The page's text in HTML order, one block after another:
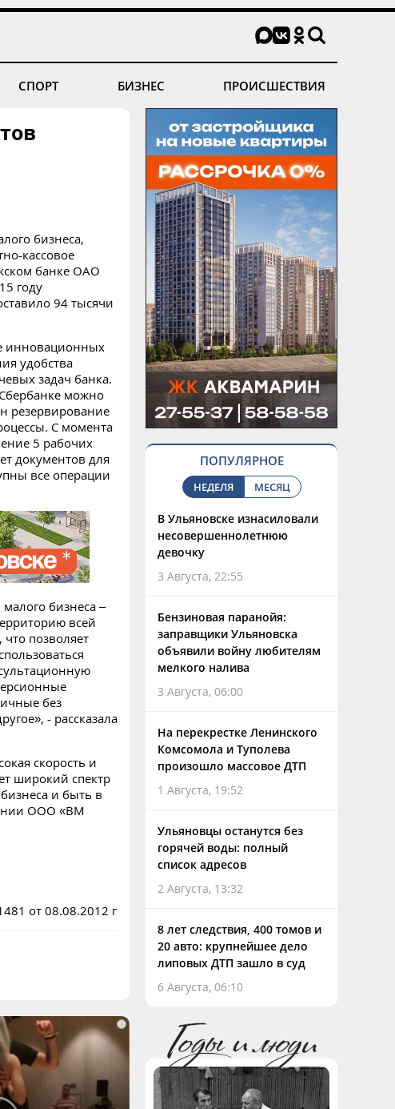
СПОРТ БИЗНЕС ПРОИСШЕСТВИЯ
бизнеса,
кассовое
банке ОАО
году
94 тысячи
инновационных
удобства
задач банка.
можно
резервирование
С момента
5 рабочих
документов для
все операции
бизнеса –
всей
позволяет
без
- рассказала
скорость и
широкий спектр
и быть в
ООО «ВМ
от 08.08.2012 г
i
ПОПУЛЯРНОЕ
НЕДЕЛЯ МЕСЯЦ
В Ульяновске изнасиловали
несовершеннолетнюю
девочку
3 Августа, 22:55
Бензиновая паранойя:
заправщики Ульяновска
объявили войну любителям
мелкого налива
3 Августа, 06:00
На перекрестке Ленинского
Комсомола и Туполева
произошло массовое ДТП
1 Августа, 19:52
Ульяновцы останутся без
горячей воды: полный
список адресов
2 Августа, 13:32
8 лет следствия, 400 томов и
20 авто: крупнейшее дело
липовых ДТП зашло в суд
6 Августа, 06:10